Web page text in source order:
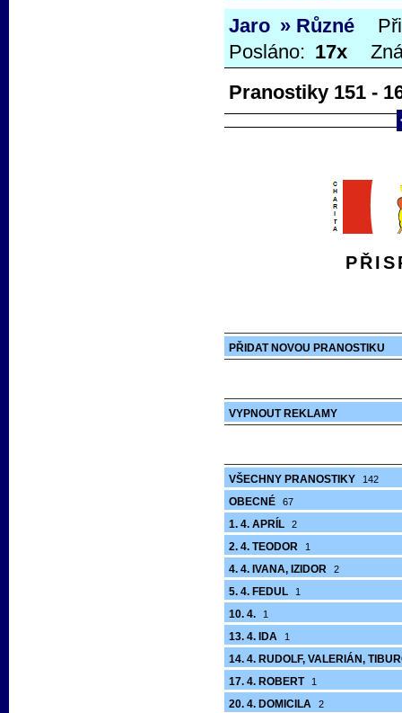
Jaro » Různé
Posláno: 17x
Pranostiky 151 -
PŘIDAT NOVOU PRANOSTIKU
VYPNOUT REKLAMY
VŠECHNY PRANOSTIKY 142
OBECNÉ 67
1. 4. APRÍL 2
2. 4. TEODOR 1
4. 4. IVANA, IZIDOR 2
5. 4. FEDUL 1
10. 4. 1
13. 4. IDA 1
14. 4. RUDOLF, VALERIÁN,
17. 4. ROBERT
1
20. 4. DOMICILA 2